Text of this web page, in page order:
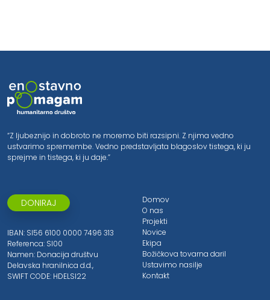
“Z ljubeznijo in dobroto ne moremo biti razsipni. Z njima vedno
ustvarimo spremembe. Vedno predstavljata blagoslov tistega, ki ju
sprejme in tistega, ki ju daje.”
DONIRAJ
IBAN: SI56 6100 0000 7496 313
Referenca: SI00
Namen: Donacija društvu
Delavska hranilnica d.d.,
SWIFT CODE: HDELSI22
Domov
O nas
Projekti
Novice
Ekipa
Božičkova tovarna daril
Ustavimo nasilje
Kontakt